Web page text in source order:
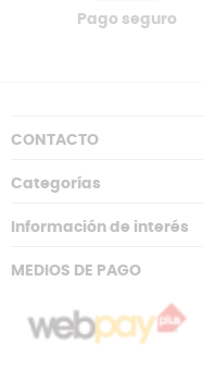
Pago seguro
CONTACTO
Categorías
Información de interés
MEDIOS DE PAGO